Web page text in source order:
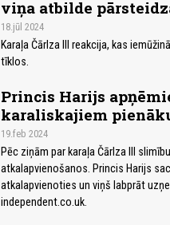
viņa atbilde
18.jūl 2024
Karaļa Čārlza III reakcija, kas
tīklos.
Princis Harijs
karaliskajiem
19.feb 2024
Pēc ziņām par karaļa Čārlza III
atkalapvienošanos. Princis Harijs
atkalapvienoties un viņš labprāt
independent.co.uk.